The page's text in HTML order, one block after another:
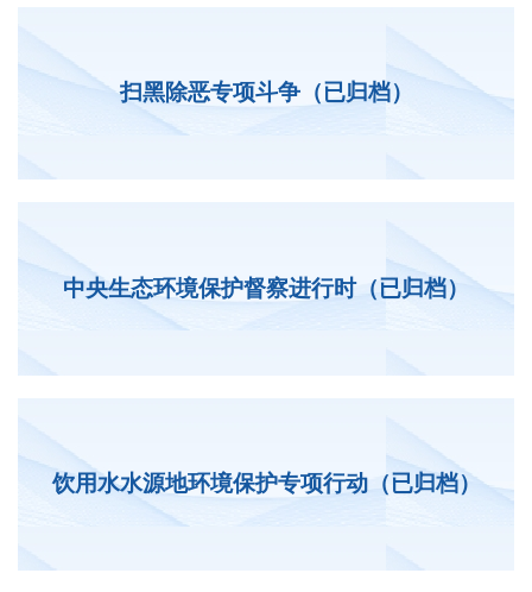
扫黑除恶专项斗争（已归档）
中央生态环境保护督察进行时（已归档）
饮用水水源地环境保护专项行动（已归档）